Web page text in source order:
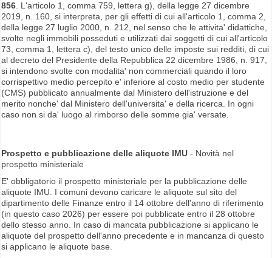
856. L'articolo 1, comma 759, lettera g), della legge 27 dicembre
2019, n. 160, si interpreta, per gli effetti di cui all'articolo 1, comma 2,
della legge 27 luglio 2000, n. 212, nel senso che le attivita' didattiche,
svolte negli immobili posseduti e utilizzati dai soggetti di cui all'articolo
73, comma 1, lettera c), del testo unico delle imposte sui redditi, di cui
al decreto del Presidente della Repubblica 22 dicembre 1986, n. 917,
si intendono svolte con modalita' non commerciali quando il loro
corrispettivo medio percepito e' inferiore al costo medio per studente
(CMS) pubblicato annualmente dal Ministero dell'istruzione e del
merito nonche' dal Ministero dell'universita' e della ricerca. In ogni
caso non si da' luogo al rimborso delle somme gia' versate.
Prospetto e pubblicazione delle aliquote IMU- Novità nel
prospetto ministeriale
E' obbligatorio il prospetto ministeriale per la pubblicazione delle
aliquote IMU. I comuni devono caricare le aliquote sul sito del
dipartimento delle Finanze entro il 14 ottobre dell'anno di riferimento
(in questo caso 2026) per essere poi pubblicate entro il 28 ottobre
dello stesso anno. In caso di mancata pubblicazione si applicano le
aliquote del prospetto dell'anno precedente e in mancanza di questo
si applicano le aliquote base.